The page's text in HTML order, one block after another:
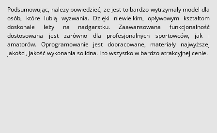
Podsumowując, należy powiedzieć, że jest to bardzo wytrzymały model dla
osób, które lubią wyzwania. Dzięki niewielkim, opływowym kształtom
doskonale leży na nadgarstku. Zaawansowana funkcjonalność
dostosowana jest zarówno dla profesjonalnych sportowców, jak i
amatorów. Oprogramowanie jest dopracowane, materiały najwyższej
jakości, jakość wykonania solidna. I to wszystko w bardzo atrakcyjnej cenie.